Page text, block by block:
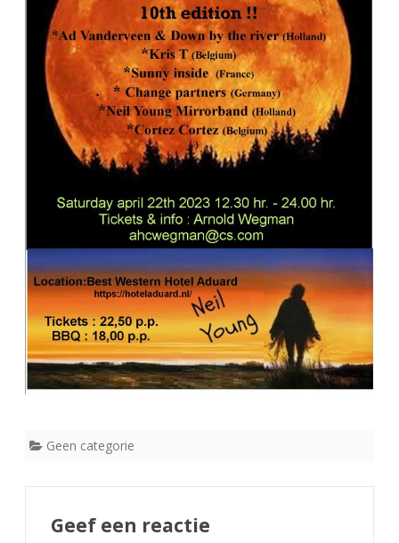
Geen categorie
Geef een reactie